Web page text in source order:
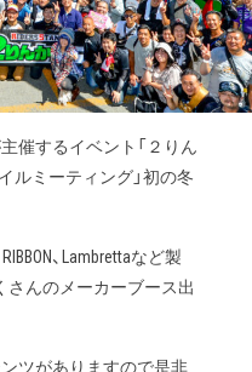
催するイベント「２りん
ルミーティング」初の冬
、Lambrettaなど製
さんのメーカーブース出
ツがありますので是非